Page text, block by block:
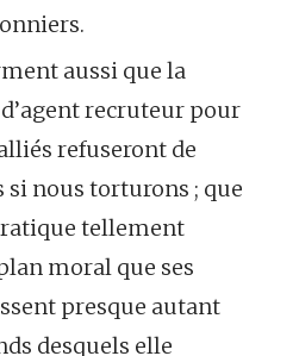
aussi que la
recruteur pour
refuseront de
si nous torturons ; que
tellement
moral que ses
presque autant
desquels elle